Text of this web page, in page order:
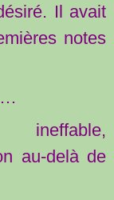
Il avait
notes
au-delà de